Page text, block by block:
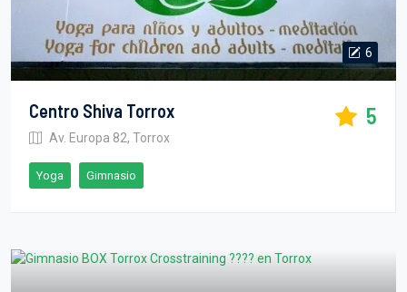
6
Centro Shiva Torrox
Av. Europa 82, Torrox
5
Yoga Gimnasio